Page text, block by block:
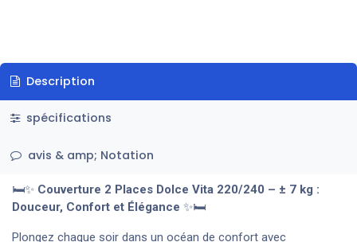
Description
spécifications
avis & amp; Notation
🛏️✨ Couverture 2 Places Dolce Vita 220/240 – ± 7 kg :
Douceur, Confort et Élégance ✨🛏️
Plongez chaque soir dans un océan de confort avec